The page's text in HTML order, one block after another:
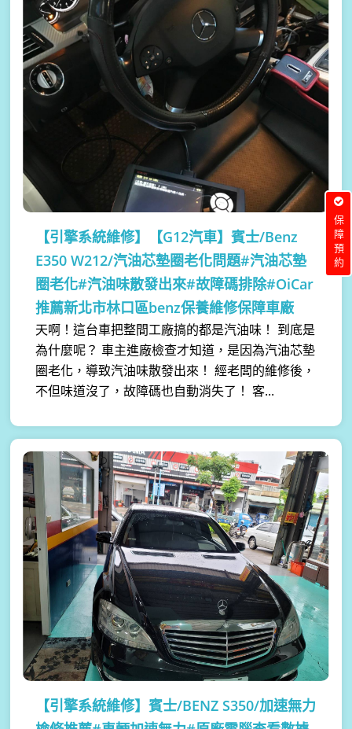
【引擎系統維修】
【G12汽車】賓士/Benz
E350 W212/汽油芯墊圈老化問題#汽油芯墊
圈老化#汽油味散發出來#故障碼排除#OiCar
推薦新北市林口區benz保養維修保障車廠
天啊！這台車把整間工廠搞的都是汽油味！ 到底是
為什麼呢？ 車主進廠檢查才知道，是因為汽油芯墊
圈老化，導致汽油味散發出來！ 經老闆的維修後，
不但味道沒了，故障碼也自動消失了！ 客...
【引擎系統維修】賓士/BENZ S350/加速無力
保障預約